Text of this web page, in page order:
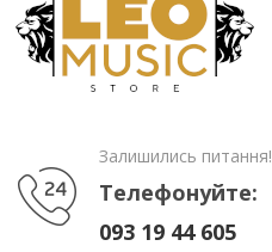
Залишились питання!
Телефонуйте:
093 19 44 605